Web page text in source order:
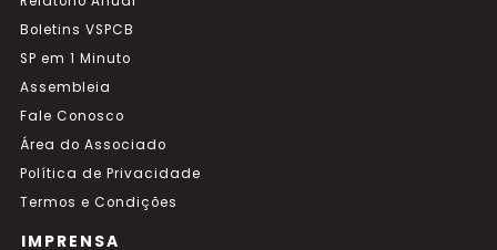
Boletins VSPCB
SP em 1 Minuto
Assembleia
Fale Conosco
Área do Associado
Política de Privacidade
Termos e Condições
IMPRENSA